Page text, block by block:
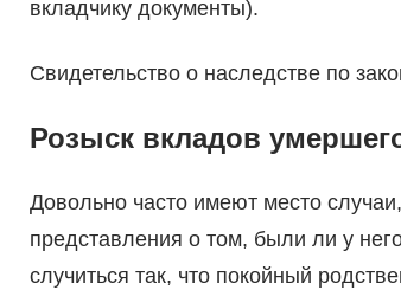
вкладчику документы).
Свидетельство о наследстве по
Розыск вкладов
Довольно часто имеют место
представления о том, были ли у
случиться так, что покойный